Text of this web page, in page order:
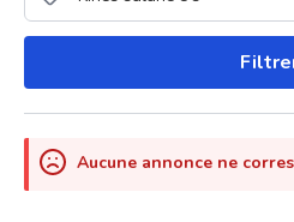
Aucune annonce ne